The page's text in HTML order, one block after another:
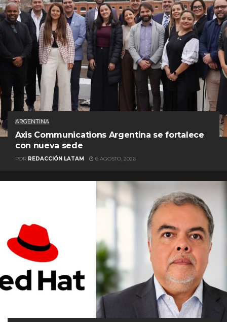
ARGENTINA
Axis Communications Argentina se fortalece
con nueva sede
POR REDACCIÓN LATAM 6 AGOSTO, 2026